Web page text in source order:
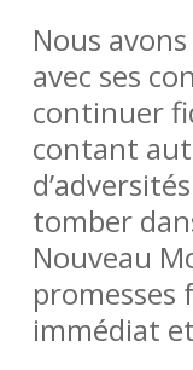
Nous
avec ses
continuer
contant
tomber
Nouveau
promesses
immédiat